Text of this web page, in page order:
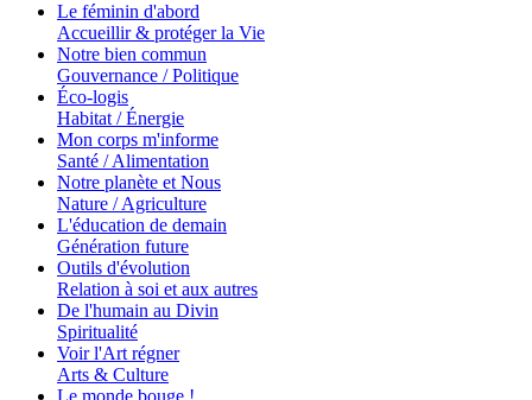
Le féminin d'abord
Accueillir & protéger la Vie
Notre bien commun
Gouvernance / Politique
Éco-logis
Habitat / Énergie
Mon corps m'informe
Santé / Alimentation
Notre planète et Nous
Nature / Agriculture
L'éducation de demain
Génération future
Outils d'évolution
Relation à soi et aux autres
De l'humain au Divin
Spiritualité
Voir l'Art régner
Arts & Culture
Le monde bouge !